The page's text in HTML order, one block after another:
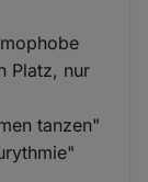
Platz, nur
tanzen"